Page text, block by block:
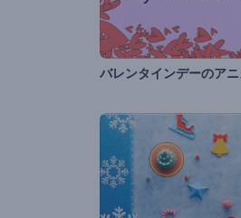
バレンタインデーのア